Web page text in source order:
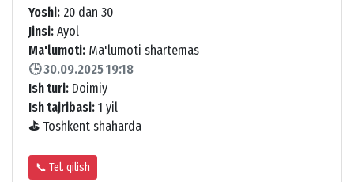
Yoshi: 20 dan 30
Jinsi: Ayol
Ma'lumoti: Ma'lumoti shartemas
🕒 30.09.2025 19:18
Ish turi: Doimiy
Ish tajribasi: 1 yil
⛳ Toshkent shaharda
📞 Tel. qilish